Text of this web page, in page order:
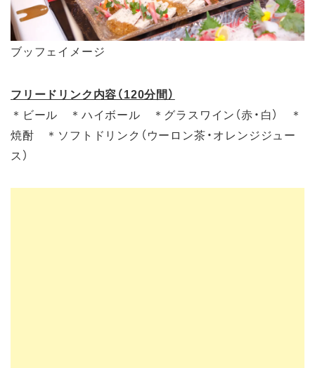
ブッフェイメージ
フリードリンク内容（120分間）
＊ビール ＊ハイボール ＊グラスワイン（赤・白） ＊
焼酎 ＊ソフトドリンク（ウーロン茶・オレンジジュー
ス）